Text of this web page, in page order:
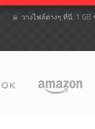
วางไฟล์ต่างๆ​ ที่นี่. 1